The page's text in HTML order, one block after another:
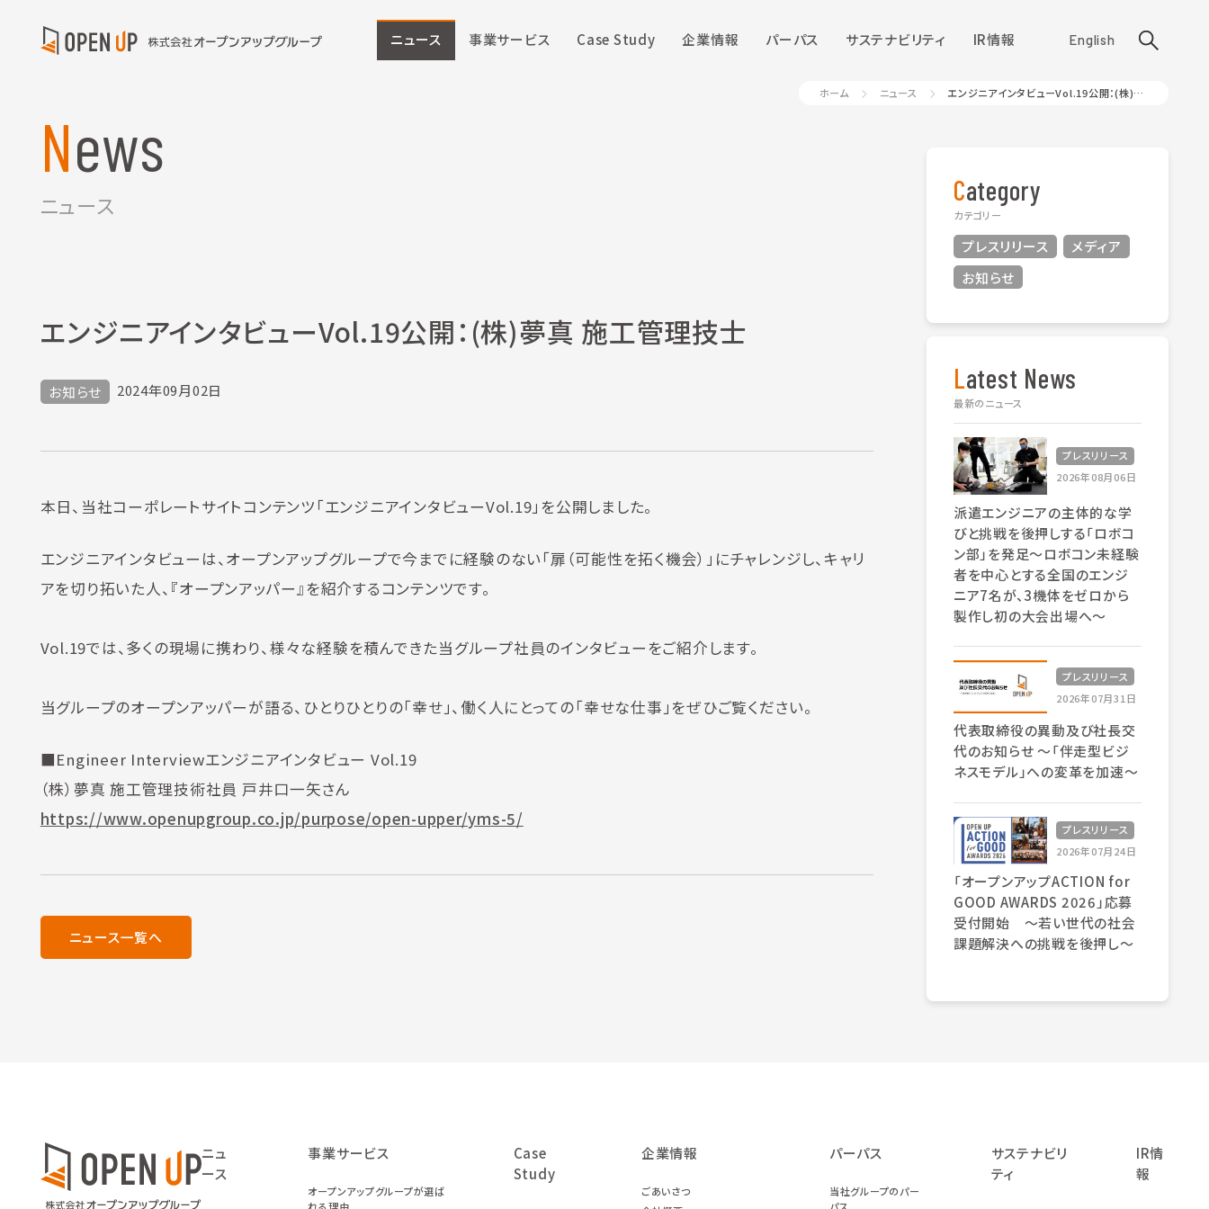
ニュース 事業サービス Case Study 企業情報 パーパス サステナビリティ IR情報 English
ホーム ニュース エンジニアインタビューVol.19公開：(株)夢真 施工管理技士
News
ニュース
エンジニアインタビューVol.19公開：(株)夢真 施工管理技士
お知らせ 2024年09月02日
本日、当社コーポレートサイトコンテンツ「エンジニアインタビューVol.19」を公開しました。
エンジニアインタビューは、オープンアップグループで今までに経験のない「扉（可能性を拓く機会）」にチャレンジし、キャリ
アを切り拓いた人、『オープンアッパー』を紹介するコンテンツです。
Vol.19では、多くの現場に携わり、様々な経験を積んできた当グループ社員のインタビューをご紹介します。
当グループのオープンアッパーが語る、ひとりひとりの「幸せ」、働く人にとっての「幸せな仕事」をぜひご覧ください。
■Engineer Interviewエンジニアインタビュー Vol.19
（株）夢真 施工管理技術社員 戸井口一矢さん
https://www.openupgroup.co.jp/purpose/open-upper/yms-5/
ニュース一覧へ
Category
カテゴリー
プレスリリース
メディア
お知らせ
Latest News
最新のニュース
プレスリリース
2026年08月06日
派遣エンジニアの主体的な学
びと挑戦を後押しする「ロボコ
ン部」を発足～ロボコン未経験
者を中心とする全国のエンジ
ニア7名が、3機体をゼロから
製作し初の大会出場へ～
プレスリリース
2026年07月31日
代表取締役の異動及び社長交
代のお知らせ 〜「伴走型ビジ
ネスモデル」への変革を加速〜
プレスリリース
2026年07月24日
「オープンアップACTION for
GOOD AWARDS 2026」応募
受付開始 〜若い世代の社会
課題解決への挑戦を後押し〜
ニュ
ース
事業サービス
オープンアップグループが選ば
れる理由
Case
Study
企業情報
ごあいさつ
パーパス
当社グループのパー
パス
サステナビリ
ティ
IR情
報